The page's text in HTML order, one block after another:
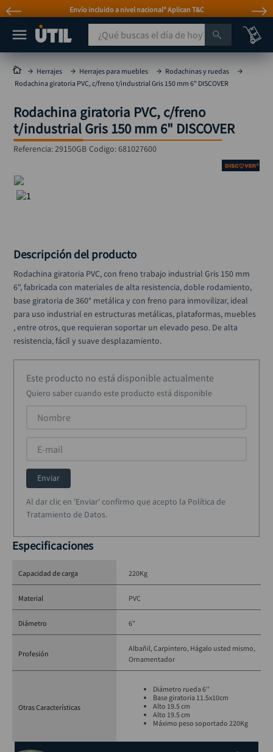
Envío incluido a nivel nacional* Aplican T&C
¿Qué buscas el día de hoy?
Herrajes Herrajes para muebles
Rodachinas y ruedas
Rodachina giratoria PVC, c/freno t/industrial Gris 150 mm 6" DISCOVER
Rodachina giratoria PVC, c/freno
t/industrial Gris 150 mm 6" DISCOVER
Referencia:29150GB Codigo:681027600
Descripción del producto
Rodachina giratoria PVC, con freno trabajo industrial Gris 150 mm
6", fabricada con materiales de alta resistencia, doble rodamiento,
base giratoria de 360° metálica y con freno para inmovilizar, ideal
para uso industrial en estructuras metálicas, plataformas, muebles
, entre otros, que requieran soportar un elevado peso. De alta
resistencia, fácil y suave desplazamiento.
Este producto no está disponible actualmente
Quiero saber cuando este producto está disponible
Enviar
Al dar clic en 'Enviar' confirmo que acepto la Política de
Tratamiento de Datos.
Especificaciones
Capacidad de carga 220Kg
Material PVC
Diámetro 6"
Profesión
Albañil Carpintero Hágalo usted mismo
Ornamentador
Otras Características
Diámetro rueda 6''
Base giratoria 11.5x10cm
Alto 19.5 cm
Alto 19.5 cm
Máximo peso soportado 220Kg
MÁS BUSCADOS
taladro
taladros pulidoras
compresor
llave
sierra circular
ruteadora
rueda
alicate